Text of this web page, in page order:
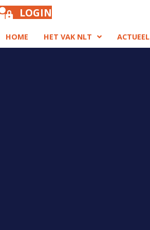
LOGIN
HOME HET VAK NLT ACTUEEL